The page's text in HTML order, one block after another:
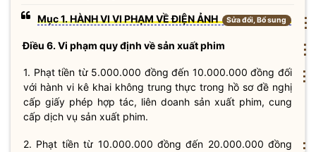
Mục 1. HÀNH VI VI PHẠM VỀ ĐIỆN ẢNH Sửa đổi, Bổ sung
Điều 6. Vi phạm quy định vềsản xuất phim
1. Phạt tiền từ 5.000.000 đồng đến 10.000.000 đồng đối
với hành vi kê khai không trung thực trong hồ sơ đề nghị
cấp giấy phép hợp tác, liên doanh sản xuất phim, cung
cấp dịch vụ sản xuất phim.
2. Phạt tiền từ 10.000.000 đồng đến 20.000.000 đồng
⋮
⋮
⋮
⋮